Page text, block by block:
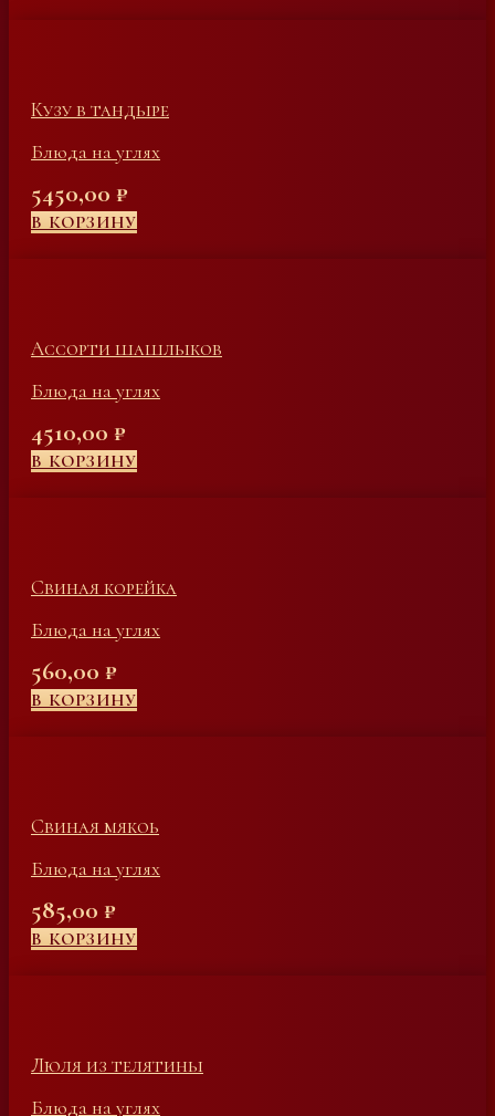
Кузу в тандыре
Блюда на углях
5450,00 ₽
В КОРЗИНУ
Ассорти шашлыков
Блюда на углях
4510,00 ₽
В КОРЗИНУ
Свиная корейка
Блюда на углях
560,00 ₽
В КОРЗИНУ
Свиная мякоь
Блюда на углях
585,00 ₽
В КОРЗИНУ
Люля из телятины
Блюда на углях